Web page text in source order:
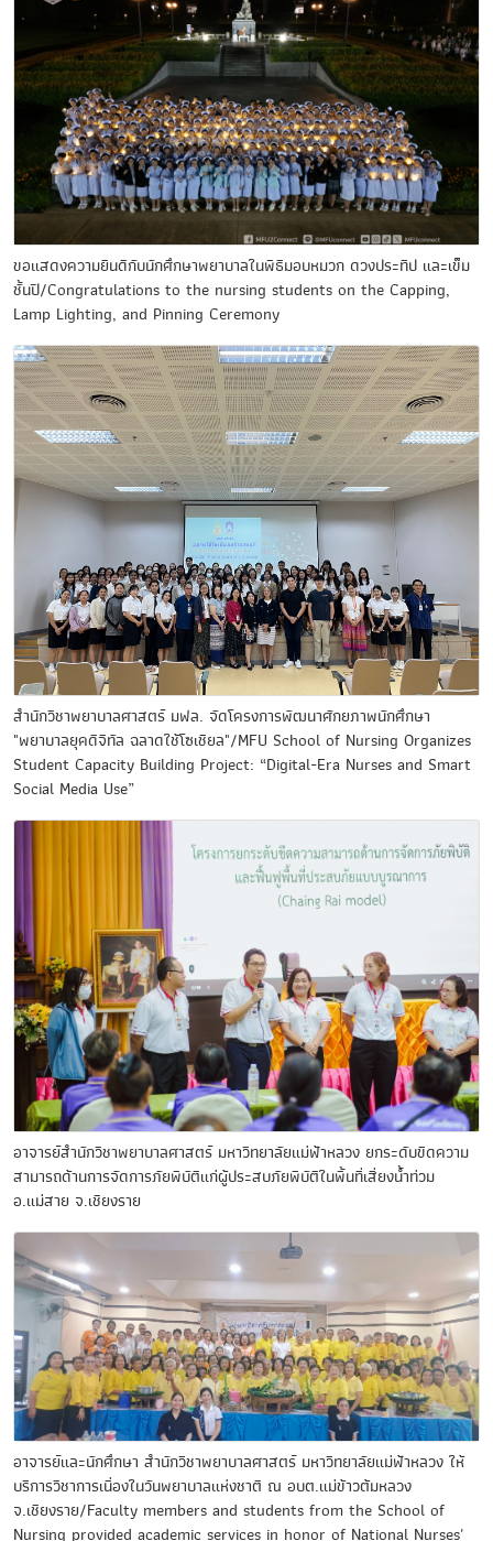
ขอแสดงความยินดีกับนักศึกษาพยาบาลในพิธีมอบหมวก ดวงประทีป และเข็ม
ชั้นปี/Congratulations to the nursing students on the Capping,
Lamp Lighting, and Pinning Ceremony
สำนักวิชาพยาบาลศาสตร์ มฟล. จัดโครงการพัฒนาศักยภาพนักศึกษา
"พยาบาลยุคดิจิทัล ฉลาดใช้โซเชียล"/MFU School of Nursing Organizes
Student Capacity Building Project: “Digital-Era Nurses and Smart
Social Media Use”
อาจารย์สำนักวิชาพยาบาลศาสตร์ มหาวิทยาลัยแม่ฟ้าหลวง ยกระดับขีดความ
สามารถด้านการจัดการภัยพิบัติแก่ผู้ประสบภัยพิบัติในพื้นที่เสี่ยงน้ำท่วม
อ.แม่สาย จ.เชียงราย
อาจารย์และนักศึกษา สำนักวิชาพยาบาลศาสตร์ มหาวิทยาลัยแม่ฟ้าหลวง ให้
บริการวิชาการเนื่องในวันพยาบาลแห่งชาติ ณ อบต.แม่ข้าวต้มหลวง
จ.เชียงราย/Faculty members and students from the School of
Nursing provided academic services in honor of National Nurses'